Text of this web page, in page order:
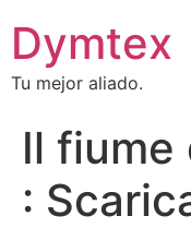
Dymtex
Tu mejor aliado.
Il fiume
: